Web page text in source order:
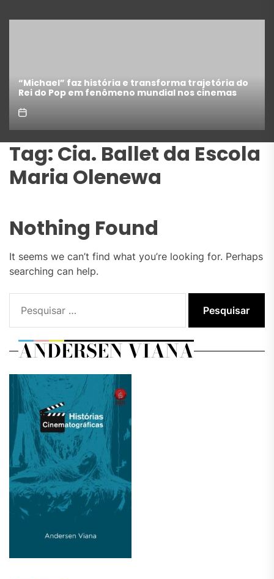
“Michael” faz história e transforma trajetória do
Rei do Pop em fenômeno mundial nos cinemas
Tag: Cia. Ballet da Escola
Maria Olenewa
Nothing Found
It seems we can’t find what you’re looking for. Perhaps
searching can help.
por:
ANDERSEN VIANA